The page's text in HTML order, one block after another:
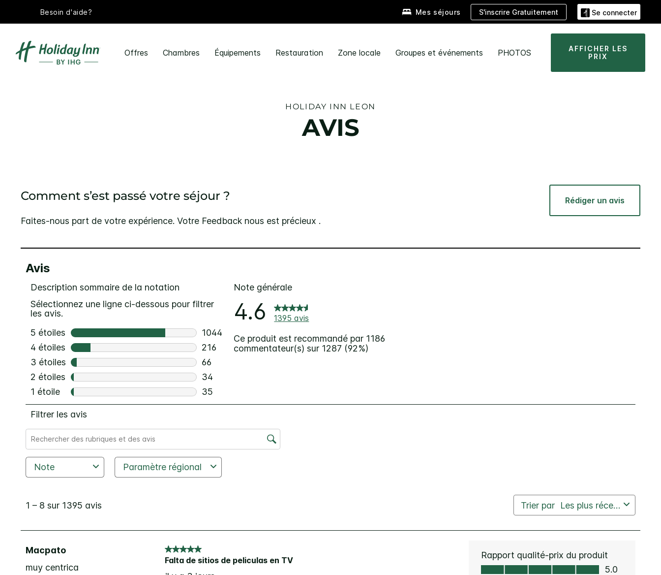
Besoin d'aide? Mes séjours S'inscrire Gratuitement Se connecter
Offres Chambres Équipements Restauration Zone locale Groupes et événements PHOTOS
AFFICHER LES
PRIX
HOLIDAY INN LEON
AVIS
Comment s’est passé votre séjour ?
Faites-nous part de votre expérience. Votre Feedback nous est précieux .
Rédiger un avis